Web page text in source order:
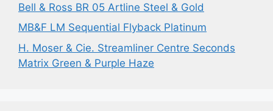
Bell & Ross BR 05 Artline Steel & Gold
MB&F LM Sequential Flyback Platinum
H. Moser & Cie. Streamliner Centre Seconds
Matrix Green & Purple Haze